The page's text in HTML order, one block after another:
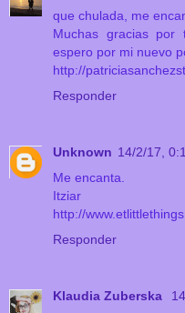
que chulada, me
Muchas gracias
espero por mi nuevo
http://
Responder
Unknown 14/2/17,
Me encanta.
Itziar
http://
Responder
Klaudia Zuberska